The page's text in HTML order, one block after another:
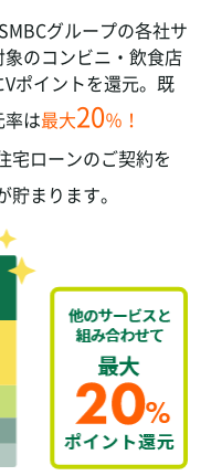
グループの各社サ
のコンビニ・飲食店
ポイントを還元。既
は最大20％！
宅ローンのご契約を
貯まります。